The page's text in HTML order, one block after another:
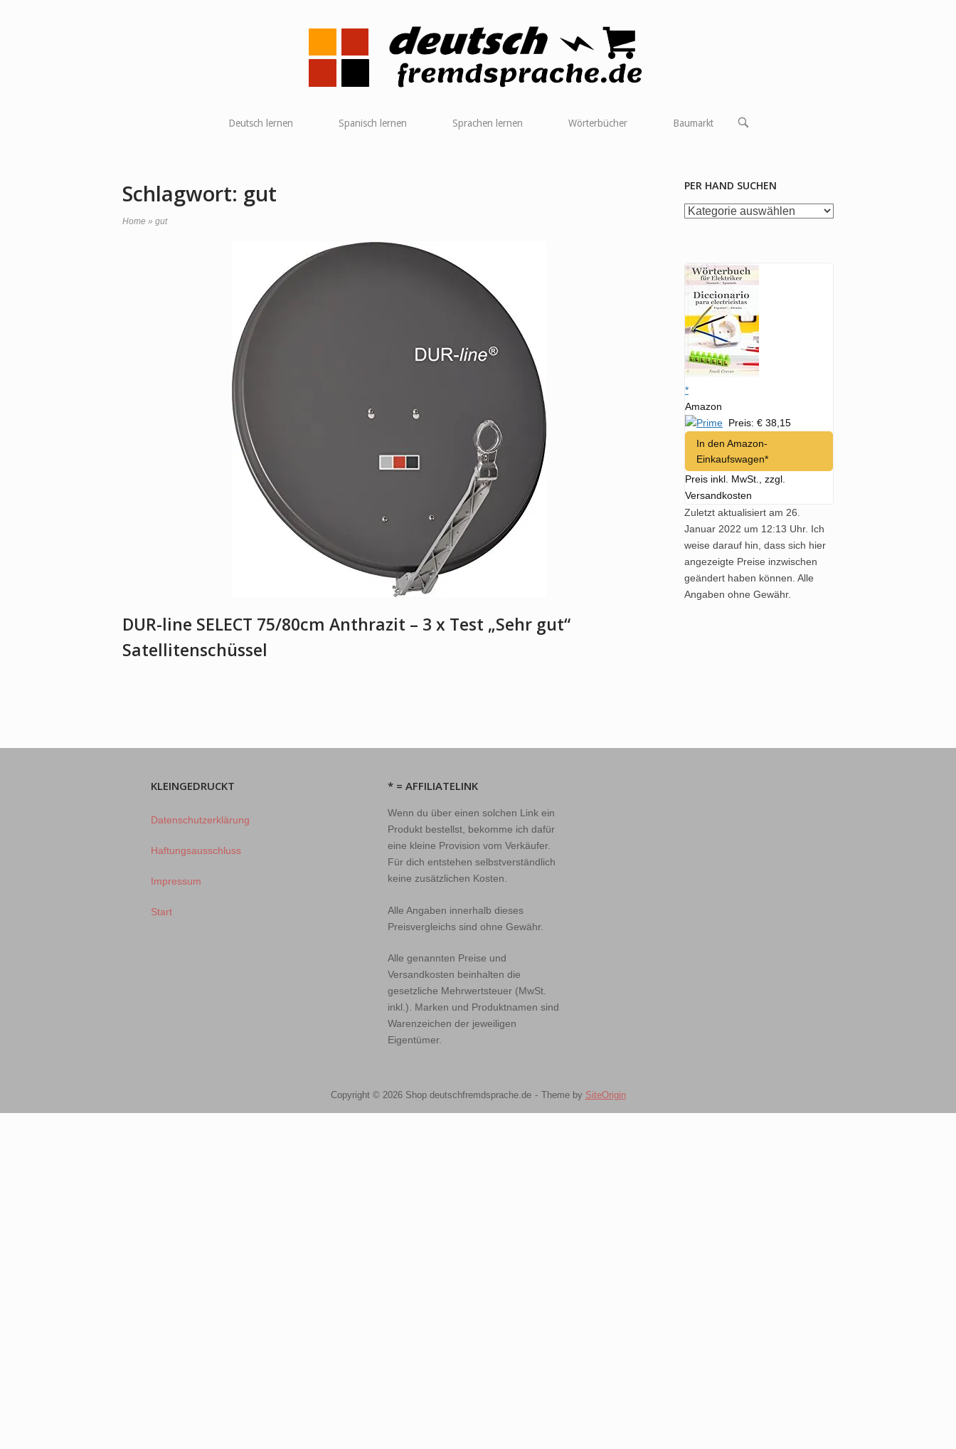
Home
Deutsch lernen Spanisch lernen Sprachen lernen Wörterbücher Baumarkt
OPEN
Schlagwort: gut
Home » gut
DUR-line SELECT 75/80cm Anthrazit – 3 x Test „Sehr gut“
Satellitenschüssel
PER HAND SUCHEN
per
*
Amazon
Preis: € 38,15
In den Amazon-
Einkaufswagen*
Preis inkl. MwSt., zzgl.
Versandkosten
Zuletzt aktualisiert am 26.
Januar 2022 um 12:13 Uhr. Ich
weise darauf hin, dass sich hier
angezeigte Preise inzwischen
geändert haben können. Alle
Angaben ohne Gewähr.
KLEINGEDRUCKT
Datenschutzerklärung
Haftungsausschluss
Impressum
Start
* = AFFILIATELINK
Wenn du über einen solchen Link ein
Produkt bestellst, bekomme ich dafür
eine kleine Provision vom Verkäufer.
Für dich entstehen selbstverständlich
keine zusätzlichen Kosten.
Alle Angaben innerhalb dieses
Preisvergleichs sind ohne Gewähr.
Alle genannten Preise und
Versandkosten beinhalten die
gesetzliche Mehrwertsteuer (MwSt.
inkl.). Marken und Produktnamen sind
Warenzeichen der jeweiligen
Eigentümer.
Copyright © 2026 Shop deutschfremdsprache.de Theme by SiteOrigin